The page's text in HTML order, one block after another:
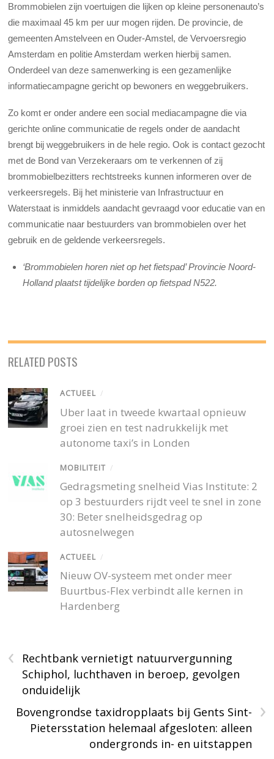
Brommobielen zijn voertuigen die lijken op kleine personenauto’s
die maximaal 45 km per uur mogen rijden. De provincie, de
gemeenten Amstelveen en Ouder-Amstel, de Vervoersregio
Amsterdam en politie Amsterdam werken hierbij samen.
Onderdeel van deze samenwerking is een gezamenlijke
informatiecampagne gericht op bewoners en weggebruikers.
Zo komt er onder andere een social mediacampagne die via
gerichte online communicatie de regels onder de aandacht
brengt bij weggebruikers in de hele regio. Ook is contact gezocht
met de Bond van Verzekeraars om te verkennen of zij
brommobielbezitters rechtstreeks kunnen informeren over de
verkeersregels. Bij het ministerie van Infrastructuur en
Waterstaat is inmiddels aandacht gevraagd voor educatie van en
communicatie naar bestuurders van brommobielen over het
gebruik en de geldende verkeersregels.
‘Brommobielen horen niet op het fietspad’ Provincie Noord-
Holland plaatst tijdelijke borden op fietspad N522.
RELATED POSTS
ACTUEEL /
Uber laat in tweede kwartaal opnieuw
groei zien en test nadrukkelijk met
autonome taxi’s in Londen
MOBILITEIT /
Gedragsmeting snelheid Vias Institute: 2
op 3 bestuurders rijdt veel te snel in zone
30: Beter snelheidsgedrag op
autosnelwegen
ACTUEEL /
Nieuw OV-systeem met onder meer
Buurtbus-Flex verbindt alle kernen in
Hardenberg
‹
Rechtbank vernietigt natuurvergunning
Schiphol, luchthaven in beroep, gevolgen
onduidelijk
›
Bovengrondse taxidropplaats bij Gents Sint-
Pietersstation helemaal afgesloten: alleen
ondergronds in- en uitstappen